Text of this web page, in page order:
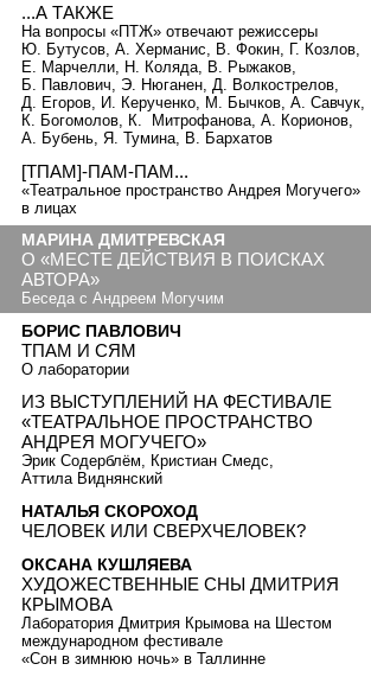
...А ТАКЖЕ
На вопросы «ПТЖ» отвечают режиссеры
Ю. Бутусов, А. Херманис, В. Фокин, Г. Козлов,
Е. Марчелли, Н. Коляда, В. Рыжаков,
Б. Павлович, Э. Нюганен, Д. Волкострелов,
Д. Егоров, И. Керученко, М. Бычков, А. Савчук,
К. Богомолов, К. Митрофанова, А. Корионов,
А. Бубень, Я. Тумина, В. Бархатов
[ТПАМ]-ПАМ-ПАМ...
«Театральное пространство Андрея Могучего»
в лицах
МАРИНА ДМИТРЕВСКАЯ
О «МЕСТЕ ДЕЙСТВИЯ В ПОИСКАХ
АВТОРА»
Беседа с Андреем Могучим
БОРИС ПАВЛОВИЧ
ТПАМ И СЯМ
О лаборатории
ИЗ ВЫСТУПЛЕНИЙ НА ФЕСТИВАЛЕ
«ТЕАТРАЛЬНОЕ ПРОСТРАНСТВО
АНДРЕЯ МОГУЧЕГО»
Эрик Содерблём, Кристиан Смедс,
Аттила Виднянский
НАТАЛЬЯ СКОРОХОД
ЧЕЛОВЕК ИЛИ СВЕРХЧЕЛОВЕК?
ОКСАНА КУШЛЯЕВА
ХУДОЖЕСТВЕННЫЕ СНЫ ДМИТРИЯ
КРЫМОВА
Лаборатория Дмитрия Крымова на Шестом
международном фестивале
«Сон в зимнюю ночь» в Таллинне